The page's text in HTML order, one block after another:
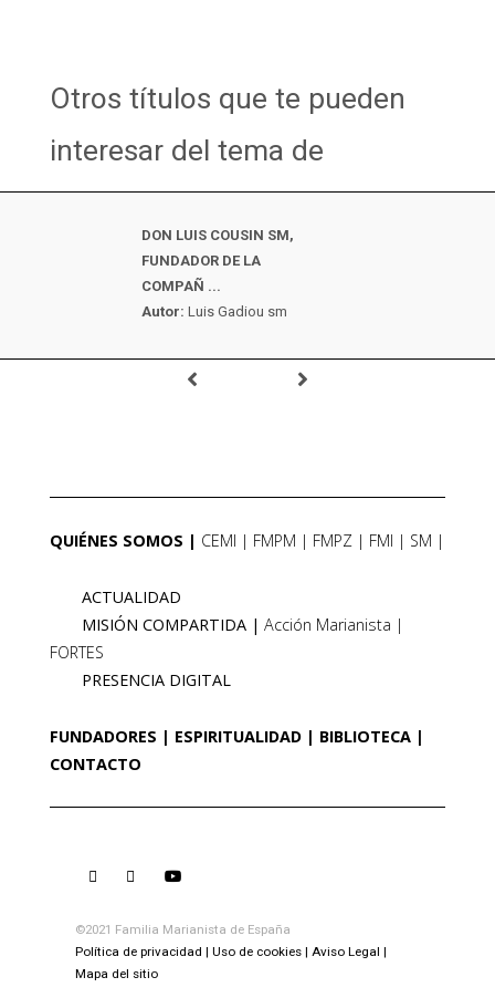
Otros títulos que te pueden
interesar del tema de
DON LUIS COUSIN SM,
FUNDADOR DE LA
COMPAÑ ...
Autor: Luis Gadiou sm
QUIÉNES SOMOS CEMI FMPM FMPZ FMI SM
ACTUALIDAD
MISIÓN COMPARTIDA
Acción Marianista
FORTES
PRESENCIA DIGITAL
FUNDADORES ESPIRITUALIDAD
BIBLIOTECA
CONTACTO
©2021 Familia Marianista de España
Política de privacidad
Uso de cookies
Aviso Legal
Mapa del sitio